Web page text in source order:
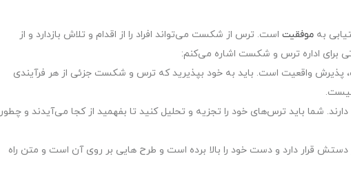
به موفقیت است. ترس از شکست می‌تواند افراد را از اقدام و تلاش بازدارد و از
برای اداره ترس و شکست اشاره می‌کنم:
واقعیت است. باید به خود بپذیرید که ترس و شکست جزئی از هر فرآیندی
شما باید ترس‌های خود را تجزیه و تحلیل کنید تا بفهمید از کجا می‌آیدند و چطور